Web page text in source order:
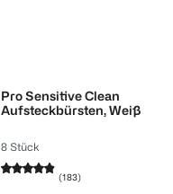
Pro Sensitive Clean
Aufsteckbürsten, Weiß
8 Stück
(183)